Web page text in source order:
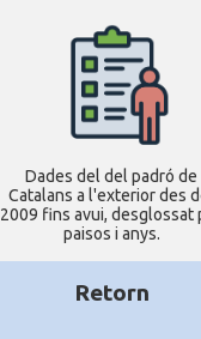
Dades del del padró de
Catalans a l'exterior des
2009 fins avui, desglossat
paisos i anys.
Retorn